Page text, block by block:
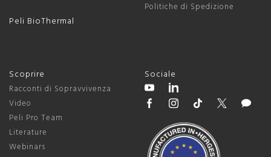
Peli BioThermal
Politiche di Spedizione
Scoprire
Racconti di Sopravvivenza
Video
Peli Pro Team
Literature
Webinars
Sociale